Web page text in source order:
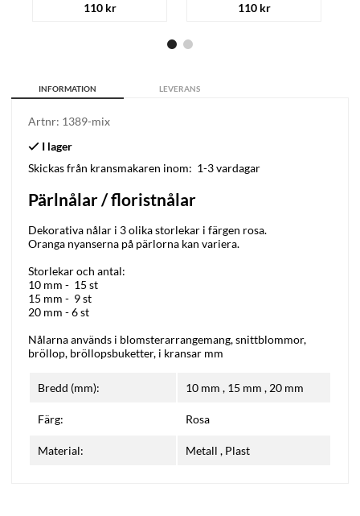
110 kr 110 kr
INFORMATION LEVERANS
Artnr: 1389-mix
Skickas från kransmakaren inom: 1-3 vardagar
Pärlnålar / floristnålar
Dekorativa nålar i 3 olika storlekar i färgen rosa.
Oranga nyanserna på pärlorna kan variera.
Storlekar och antal:
10 mm - 15 st
15 mm - 9 st
20 mm - 6 st
Nålarna används i blomsterarrangemang, snittblommor,
bröllop, bröllopsbuketter, i kransar mm
Bredd (mm): 10 mm , 15 mm , 20 mm
Färg: Rosa
Material: Metall , Plast